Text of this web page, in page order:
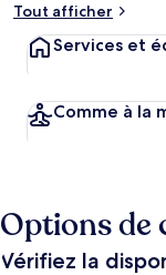
Tout afficher
Services et
Comme à la
Options de
Vérifiez la